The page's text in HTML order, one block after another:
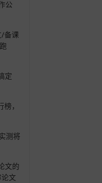
公
/备课
定
，
测将
文的
文